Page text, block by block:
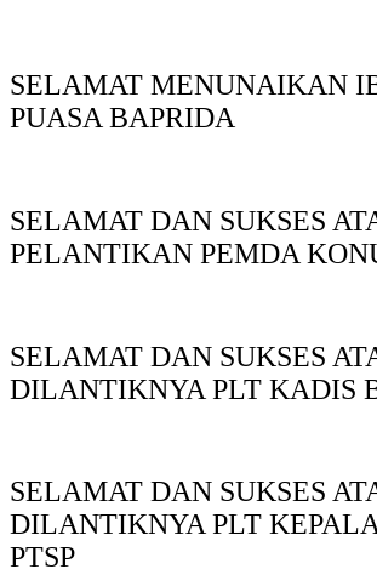
SELAMAT MENUNAIKAN
PUASA BAPRIDA
SELAMAT DAN SUKSES
PELANTIKAN PEMDA
SELAMAT DAN SUKSES
DILANTIKNYA PLT KADIS
SELAMAT DAN SUKSES
DILANTIKNYA PLT
PTSP